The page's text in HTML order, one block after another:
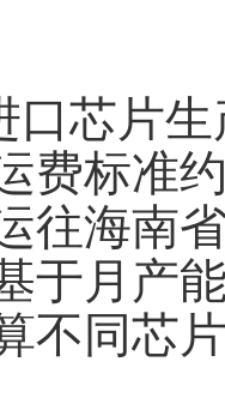
口芯片
费标准
往海南
于月产
不同芯